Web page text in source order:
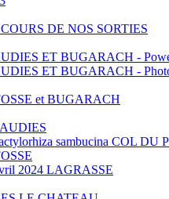
DE NOS SORTIES
ET BUGARACH -
ET BUGARACH -
et BUGARACH
sambucina COL DU
2024 LAGRASSE